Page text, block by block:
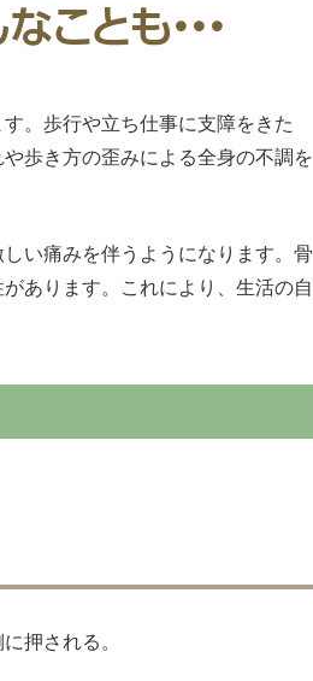
。歩行や立ち仕事に支障をきた
歩き方の歪みによる全身の不調を
い痛みを伴うようになります。骨
あります。これにより、生活の自
押される。